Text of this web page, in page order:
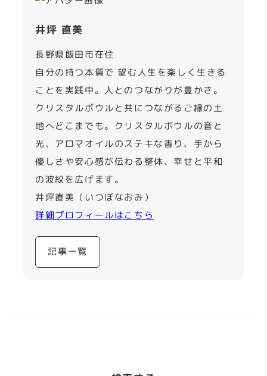
井坪 直美
長野県飯田市在住
自分の持つ本質で 望む人生を楽しく生きる
ことを実践中。人とのつながりが豊かさ。
クリスタルボウルと共につながるご縁の土
地へどこまでも。クリスタルボウルの音と
光、アロマオイルのステキな香り、手から
優しさや安心感が伝わる整体、幸せと平和
の波紋を広げます。
井坪直美（いつぼなおみ）
詳細プロフィールはこちら
記事一覧